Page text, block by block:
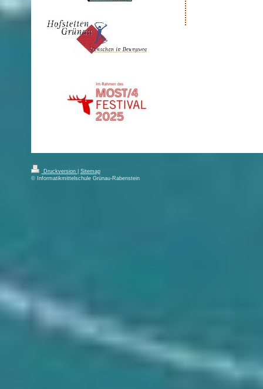
Druckversion
Sitemap
© Informatikmittelschule Grünau-Rabenstein